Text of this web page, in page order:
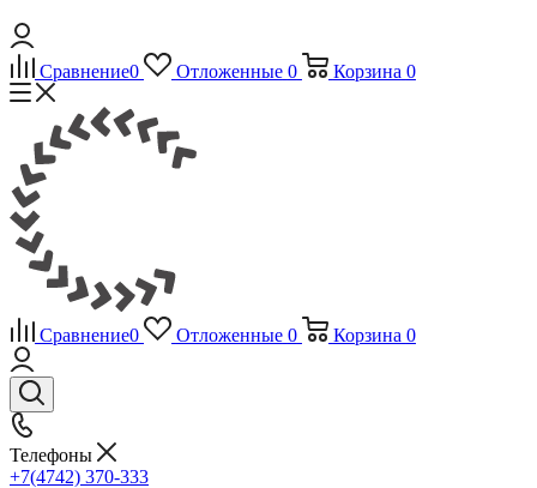
Сравнение0 Отложенные 0 Корзина 0
Сравнение0 Отложенные 0 Корзина 0
Телефоны
+7(4742) 370-333